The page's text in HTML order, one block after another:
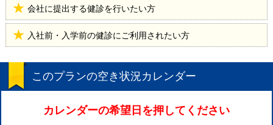
会社に提出する健診を行いたい方
入社前・入学前の健診にご利用されたい方
このプランの空き状況カレンダー
カレンダーの希望日を押してください